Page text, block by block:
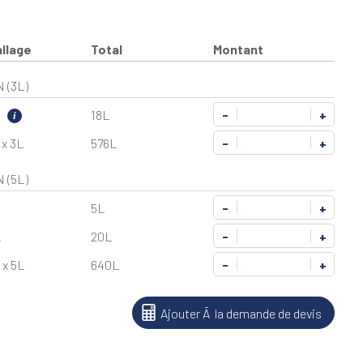
Total Montant
(3L)
i 18L -
+
3L
576L - +
(5L)
5L
-
+
20L -
+
5L
640L - +
Ajouter Ã la demande de devis